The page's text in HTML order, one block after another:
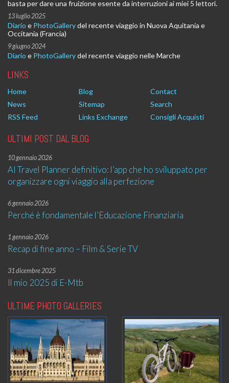
basta per dare una fruizione esente da interruzioni ai miei 5 lettori.
13 luglio 2025
Diario e PhotoGallerydel recente viaggio in Nuova Aquitania e
Occitania (Francia)
9 giugno 2024
Diario e PhotoGallerydel recente viaggio nelle Marche
LINKS
Home Blog
Contact
News
Sitemap
Search
RSS Feed
Links Exchange Consigli Acquisti
ULTIMI POST DAL BLOG
10 gennaio 2026
AI Travel Planner definitivo: l’app che ho sviluppato per
organizzare ogni viaggio alla perfezione
6 gennaio 2026
Perché è fondamentale l’Educazione Finanziaria
1 gennaio 2026
Recap di fine anno – Film & Serie TV
31 dicembre 2025
Il mio 2025 di E-Mtb
ULTIME PHOTO GALLERIES